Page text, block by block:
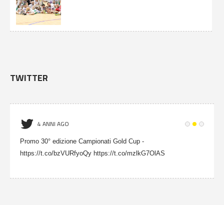
TWITTER
4 ANNI AGO
Promo 30° edizione Campionati Gold Cup -
https://t.co/bzVURfyoQy https://t.co/mzlkG7OlAS